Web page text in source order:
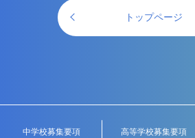
トップページ
中学校募集要項 高等学校募集要項